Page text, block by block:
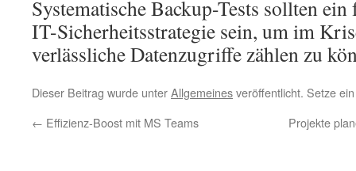
Systematische Backup-Tests sollten
IT-Sicherheitsstrategie sein, um im
verlässliche Datenzugriffe zählen zu
Dieser Beitrag wurde unterAllgemeinesveröffentlicht. Setze
← Effizienz-Boost mit MS Teams Projekte